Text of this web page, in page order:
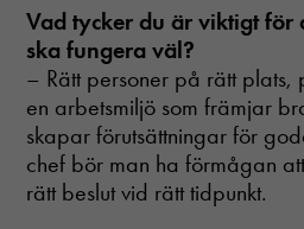
Vad tycker du är viktigt för
ska fungera väl?
– Rätt personer på rätt plats,
en arbetsmiljö som främjar
skapar förutsättningar för
chef bör man ha förmågan
rätt beslut vid rätt tidpunkt.